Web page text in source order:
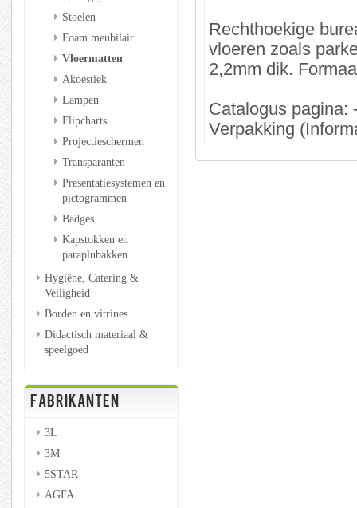
Stoelen
Foam meubilair
Vloermatten
Akoestiek
Lampen
Flipcharts
Projectieschermen
Transparanten
Presentatiesystemen en
pictogrammen
Badges
Kapstokken en
paraplubakken
Hygiëne, Catering &
Veiligheid
Borden en vitrines
Didactisch materiaal &
speelgoed
FABRIKANTEN
3L
3M
5STAR
AGFA
Rechthoekige
vloeren zoals
2,2mm dik.
Catalogus pagina:
Verpakking